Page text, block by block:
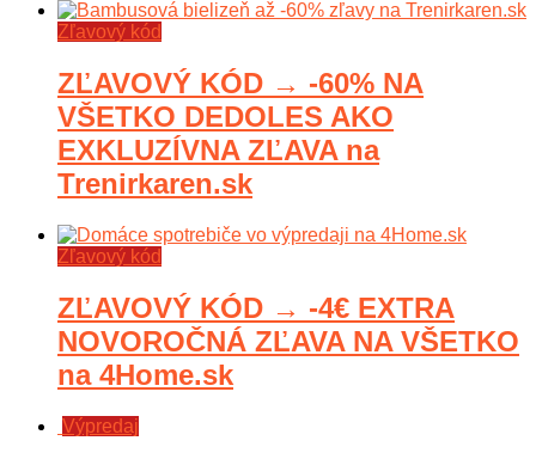
diely, ‎epilátory Braun a ďalší tovar.
Pozrite aktívne zľavové kupóny
alebo obľúbenú akčnú a
výpredajovú ponuku a ušetrite ešte
Zľavový kód
ZĽAVOVÝ KÓD → -60% NA
VŠETKO DEDOLES AKO
EXKLUZÍVNA ZĽAVA na
Trenirkaren.sk
Zľavový kód
ZĽAVOVÝ KÓD → -4€ EXTRA
NOVOROČNÁ ZĽAVA NA VŠETKO
na 4Home.sk
Výpredaj